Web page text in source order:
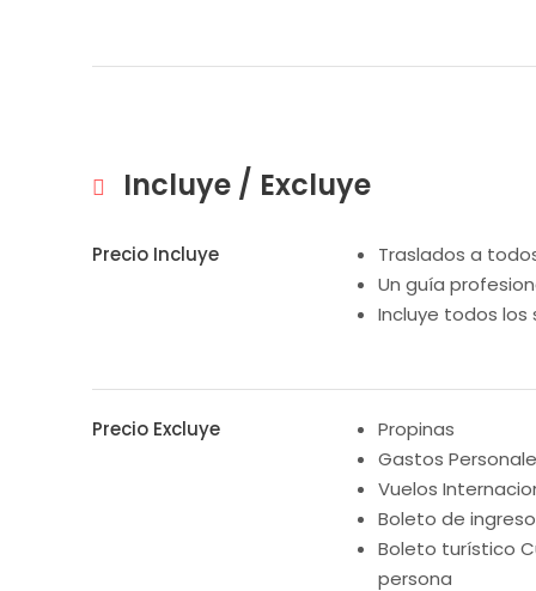
Incluye / Excluye
Precio Incluye
Traslados a
Un guía
Incluye todos los
Precio Excluye
Propinas
Gastos
Vuelos
Boleto de
Boleto turístico
persona